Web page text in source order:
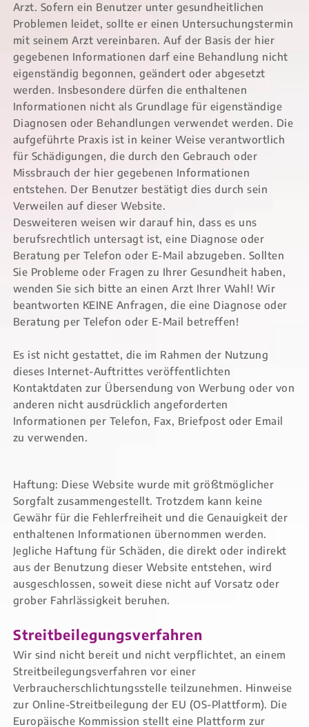
Arzt. Sofern ein Benutzer unter gesundheitlichen
Problemen leidet, sollte er einen Untersuchungstermin
mit seinem Arzt vereinbaren. Auf der Basis der hier
gegebenen Informationen darf eine Behandlung nicht
eigenständig begonnen, geändert oder abgesetzt
werden. Insbesondere dürfen die enthaltenen
Informationen nicht als Grundlage für eigenständige
Diagnosen oder Behandlungen verwendet werden. Die
aufgeführte Praxis ist in keiner Weise verantwortlich
für Schädigungen, die durch den Gebrauch oder
Missbrauch der hier gegebenen Informationen
entstehen. Der Benutzer bestätigt dies durch sein
Verweilen auf dieser Website.
Desweiteren weisen wir darauf hin, dass es uns
berufsrechtlich untersagt ist, eine Diagnose oder
Beratung per Telefon oder E-Mail abzugeben. Sollten
Sie Probleme oder Fragen zu Ihrer Gesundheit haben,
wenden Sie sich bitte an einen Arzt Ihrer Wahl! Wir
beantworten KEINE Anfragen, die eine Diagnose oder
Beratung per Telefon oder E-Mail betreffen!
Es ist nicht gestattet, die im Rahmen der Nutzung
dieses Internet-Auftrittes veröffentlichten
Kontaktdaten zur Übersendung von Werbung oder von
anderen nicht ausdrücklich angeforderten
Informationen per Telefon, Fax, Briefpost oder Email
zu verwenden.
Haftung: Diese Website wurde mit größtmöglicher
Sorgfalt zusammengestellt. Trotzdem kann keine
Gewähr für die Fehlerfreiheit und die Genauigkeit der
enthaltenen Informationen übernommen werden.
Jegliche Haftung für Schäden, die direkt oder indirekt
aus der Benutzung dieser Website entstehen, wird
ausgeschlossen, soweit diese nicht auf Vorsatz oder
grober Fahrlässigkeit beruhen.
Streitbeilegungsverfahren
Wir sind nicht bereit und nicht verpflichtet, an einem
Streitbeilegungsverfahren vor einer
Verbraucherschlichtungsstelle teilzunehmen. Hinweise
zur Online-Streitbeilegung der EU (OS-Plattform). Die
Europäische Kommission stellt eine Plattform zur